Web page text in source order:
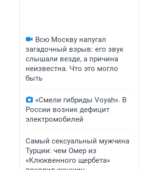
Всю Москву напугал
загадочный взрыв: его звук
слышали везде, а причина
неизвестна. Что это могло
быть
«Смели гибриды Voyah». В
России возник дефицит
электромобилей
Самый сексуальный мужчина
Турции: чем Омер из
«Клюквенного щербета»